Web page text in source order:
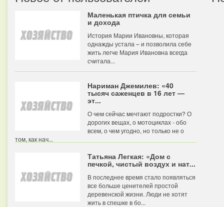
Маленькая птичка для семьи
и дохода
История Марии Ивановны, которая
однажды устала – и позволила себе
жить легче Мария Ивановна всегда
считала...
Нариман Джемилев: «40
тысяч саженцев в 16 лет —
эт...
О чем сейчас мечтают подростки? О
дорогих вещах, о мотоциклах - обо
всем, о чем угодно, но только не о
том, как нач...
Татьяна Легкая: «Дом с
печкой, чистый воздух и нат...
В последнее время стало появляться
все больше ценителей простой
деревенской жизни. Люди не хотят
жить в спешке в бо...